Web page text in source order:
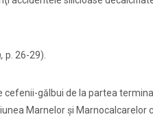
p. 26-29).
gălbui de la partea
Marnelor şi Marnocalcarelor